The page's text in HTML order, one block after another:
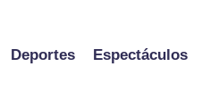
Deportes Espectáculos